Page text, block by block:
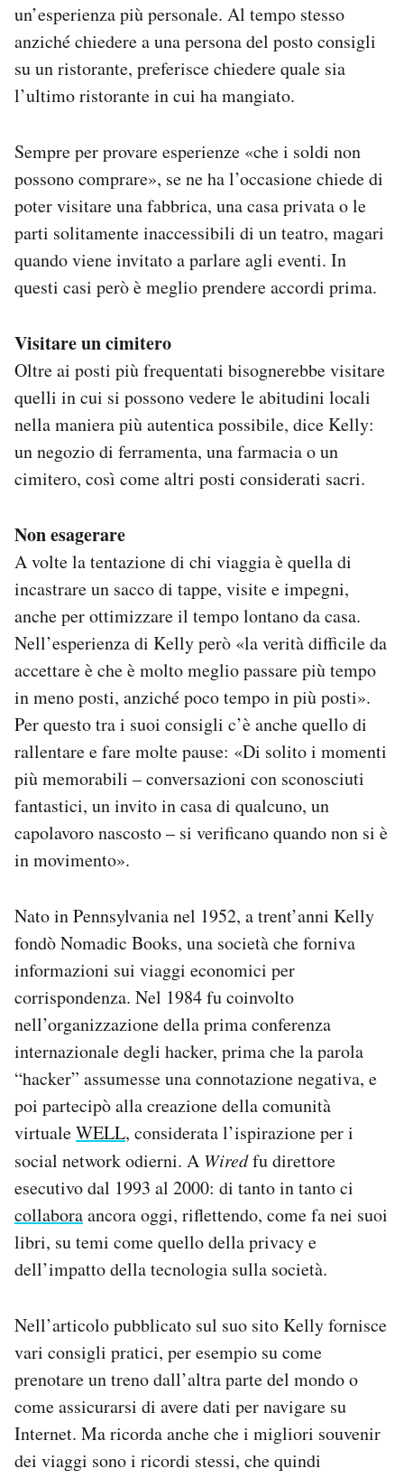
un’esperienza più personale. Al tempo stesso
anziché chiedere a una persona del posto consigli
su un ristorante, preferisce chiedere quale sia
l’ultimo ristorante in cui ha mangiato.
Sempre per provare esperienze «che i soldi non
possono comprare», se ne ha l’occasione chiede di
poter visitare una fabbrica, una casa privata o le
parti solitamente inaccessibili di un teatro, magari
quando viene invitato a parlare agli eventi. In
questi casi però è meglio prendere accordi prima.
Visitare un cimitero
Oltre ai posti più frequentati bisognerebbe visitare
quelli in cui si possono vedere le abitudini locali
nella maniera più autentica possibile, dice Kelly:
un negozio di ferramenta, una farmacia o un
cimitero, così come altri posti considerati sacri.
Non esagerare
A volte la tentazione di chi viaggia è quella di
incastrare un sacco di tappe, visite e impegni,
anche per ottimizzare il tempo lontano da casa.
Nell’esperienza di Kelly però «la verità difficile da
accettare è che è molto meglio passare più tempo
in meno posti, anziché poco tempo in più posti».
Per questo tra i suoi consigli c’è anche quello di
rallentare e fare molte pause: «Di solito i momenti
più memorabili – conversazioni con sconosciuti
fantastici, un invito in casa di qualcuno, un
capolavoro nascosto – si verificano quando non si è
in movimento».
Nato in Pennsylvania nel 1952, a trent’anni Kelly
fondò Nomadic Books, una società che forniva
informazioni sui viaggi economici per
corrispondenza. Nel 1984 fu coinvolto
nell’organizzazione della prima conferenza
internazionale degli hacker, prima che la parola
“hacker” assumesse una connotazione negativa, e
poi partecipò alla creazione della comunità
virtualeWELL, considerata l’ispirazione per i
social network odierni. A Wiredfu direttore
esecutivo dal 1993 al 2000: di tanto in tanto ci
collaboraancora oggi, riflettendo, come fa nei suoi
libri, su temi come quello della privacy e
dell’impatto della tecnologia sulla società.
Nell’articolo pubblicato sul suo sito Kelly fornisce
vari consigli pratici, per esempio su come
prenotare un treno dall’altra parte del mondo o
come assicurarsi di avere dati per navigare su
Internet. Ma ricorda anche che i migliori souvenir
dei viaggi sono i ricordi stessi, che quindi